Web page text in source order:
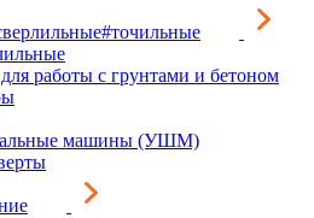
работы с грунтами и бетоном
машины (УШМ)